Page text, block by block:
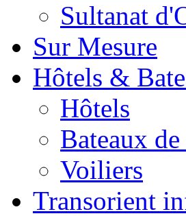
Sultanat
Sur Mesure
Hôtels &
Hôtels
Bateaux
Voiliers
Transorient